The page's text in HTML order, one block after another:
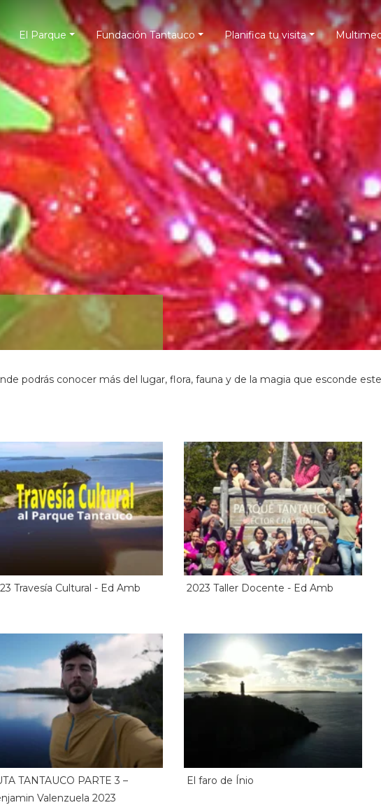
El Parque Fundación Tantauco Planifica tu visita
podrás conocer más del lugar, flora, fauna y de la magia que esconde
Travesía Cultural - Ed Amb 2023 Taller Docente - Ed Amb
TANTAUCO PARTE 3 –
Valenzuela 2023
El faro de Ínio